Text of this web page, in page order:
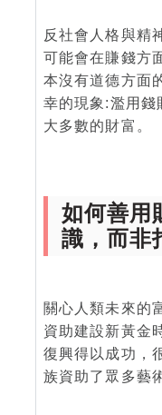
反社會人格與精
可能會在賺錢方
本沒有道德方面
幸的現象:濫用錢
大多數的財富。
如何善用
識，而非
關心人類未來的
資助建設新黃金
復興得以成功，
族資助了眾多藝